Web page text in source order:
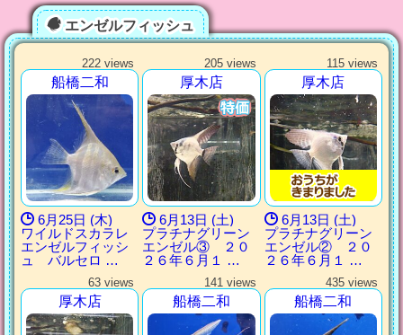
エンゼルフィッシュ
222 views
船橋二和
6月25日 (木)
ワイルドスカラレ
エンゼルフィッシ
ュ バルセロ …
205 views
厚木店
6月13日 (土)
プラチナグリーン
エンゼル③ ２０
２６年６月１ …
115 views
厚木店
6月13日 (土)
プラチナグリーン
エンゼル② ２０
２６年６月１ …
63 views
厚木店
141 views
船橋二和
435 views
船橋二和